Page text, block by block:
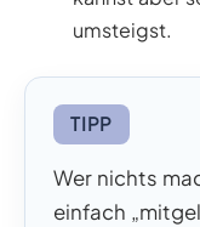
umsteigst.
TIPP
Wer nichts
einfach